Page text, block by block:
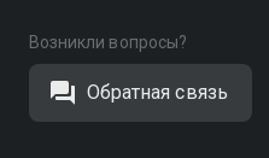
Возникли вопросы?
Обратная связь